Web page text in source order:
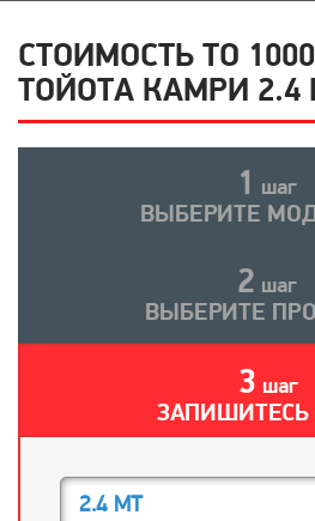
СТОИМОСТЬ ТО
ТОЙОТА КАМРИ
1 шаг
ВЫБЕРИТЕ
2 шаг
ВЫБЕРИТЕ
3 шаг
ЗАПИШИТЕСЬ
2.4 MT